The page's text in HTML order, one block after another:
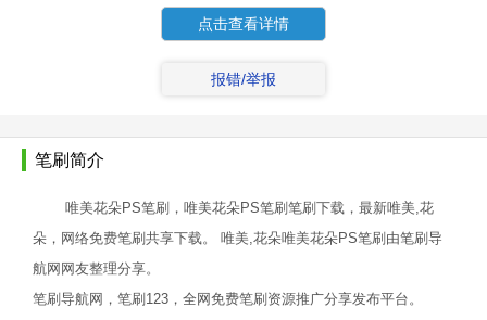
点击查看详情
报错/举报
笔刷简介
唯美花朵PS笔刷，唯美花朵PS笔刷笔刷下载，最新唯美,花
朵，网络免费笔刷共享下载。 唯美,花朵唯美花朵PS笔刷由笔刷导
航网网友整理分享。
笔刷导航网，笔刷123，全网免费笔刷资源推广分享发布平台。